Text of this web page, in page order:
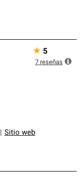
Sitio web
★ 5
7 reseñas